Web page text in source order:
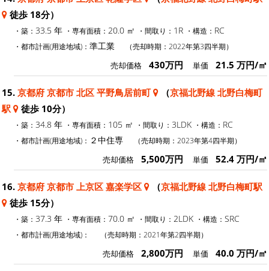
徒歩 18分）
・築： 33.5 年 ・専有面積： 20.0 ㎡ ・間取り： 1R ・構造： RC
・都市計画(用途地域)： 準工業 （売却時期：2022年第3四半期）
売却価格 430万円 単価 21.5 万円/㎡
15. 京都府 京都市 北区 平野鳥居前町 （京福北野線 北野白梅町
駅
徒歩 10分）
・築： 34.8 年 ・専有面積： 105 ㎡ ・間取り： 3LDK ・構造： RC
・都市計画(用途地域)： ２中住専 （売却時期：2023年第4四半期）
売却価格 5,500万円 単価 52.4 万円/㎡
16. 京都府 京都市 上京区 嘉楽学区 （京福北野線 北野白梅町駅
徒歩 15分）
・築： 37.3 年 ・専有面積： 70.0 ㎡ ・間取り： 2LDK ・構造： SRC
・都市計画(用途地域)： （売却時期：2021年第2四半期）
売却価格 2,800万円 単価 40.0 万円/㎡